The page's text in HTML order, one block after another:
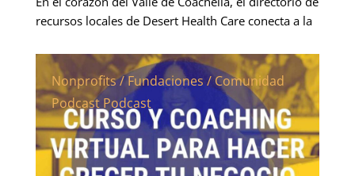
recursos locales de Desert Health Care conecta a la
Nonprofits / Fundaciones / Comunidad
Podcast Podcast